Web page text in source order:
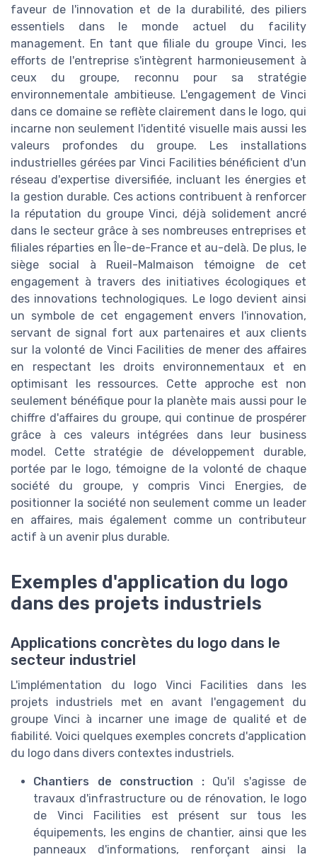
faveur de l'innovation et de la durabilité, des piliers
essentiels dans le monde actuel du facility
management. En tant que filiale du groupe Vinci, les
efforts de l'entreprise s'intègrent harmonieusement à
ceux du groupe, reconnu pour sa stratégie
environnementale ambitieuse. L'engagement de Vinci
dans ce domaine se reflète clairement dans le logo, qui
incarne non seulement l'identité visuelle mais aussi les
valeurs profondes du groupe. Les installations
industrielles gérées par Vinci Facilities bénéficient d'un
réseau d'expertise diversifiée, incluant les énergies et
la gestion durable. Ces actions contribuent à renforcer
la réputation du groupe Vinci, déjà solidement ancré
dans le secteur grâce à ses nombreuses entreprises et
filiales réparties en Île-de-France et au-delà. De plus, le
siège social à Rueil-Malmaison témoigne de cet
engagement à travers des initiatives écologiques et
des innovations technologiques. Le logo devient ainsi
un symbole de cet engagement envers l'innovation,
servant de signal fort aux partenaires et aux clients
sur la volonté de Vinci Facilities de mener des affaires
en respectant les droits environnementaux et en
optimisant les ressources. Cette approche est non
seulement bénéfique pour la planète mais aussi pour le
chiffre d'affaires du groupe, qui continue de prospérer
grâce à ces valeurs intégrées dans leur business
model. Cette stratégie de développement durable,
portée par le logo, témoigne de la volonté de chaque
société du groupe, y compris Vinci Energies, de
positionner la société non seulement comme un leader
en affaires, mais également comme un contributeur
actif à un avenir plus durable.
Exemples d'application du logo
dans des projets industriels
Applications concrètes du logo dans le
secteur industriel
L'implémentation du logo Vinci Facilities dans les
projets industriels met en avant l'engagement du
groupe Vinci à incarner une image de qualité et de
fiabilité. Voici quelques exemples concrets d'application
du logo dans divers contextes industriels.
Chantiers de construction :Qu'il s'agisse de
travaux d'infrastructure ou de rénovation, le logo
de Vinci Facilities est présent sur tous les
équipements, les engins de chantier, ainsi que les
panneaux d'informations, renforçant ainsi la